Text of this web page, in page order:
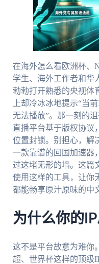
在海外怎么看欧洲杯、
学生、海外工作者和华
勃勃打开熟悉的央视体
上却冷冰冰地提示“当
无法播放”。那一刻的
直播平台基于版权协议
位置封锁。别担心，解
一款靠谱的回国加速器
过这堵无形的墙。这篇
使用这样的工具，让你
都能畅享原汁原味的中
为什么你的IP
这不是平台故意为难你
超、世界杯这样的顶级